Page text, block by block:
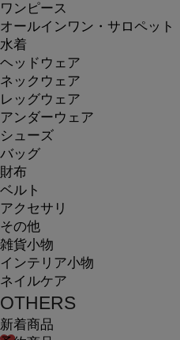
ワンピース
オールインワン・サロペット
水着
ヘッドウェア
ネックウェア
レッグウェア
アンダーウェア
シューズ
バッグ
財布
ベルト
アクセサリ
その他
雑貨小物
インテリア小物
ネイルケア
OTHERS
新着商品